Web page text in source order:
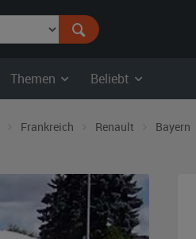
Themen Beliebt
Frankreich Renault Bayern